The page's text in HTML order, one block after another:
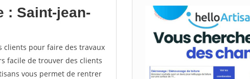
: Saint-jean-
clients pour faire des travaux
facile de trouver des clients
vous permet de rentrer